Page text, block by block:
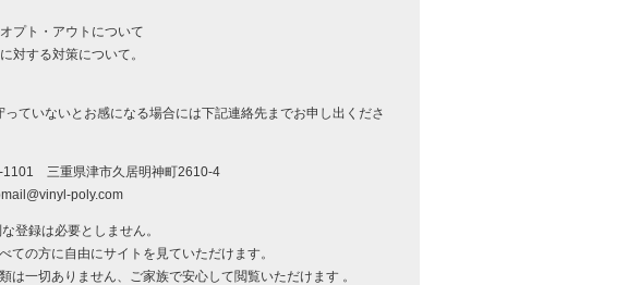
プト・アウトについて
対する対策について。
ていないとお感になる場合には下記連絡先までお申し出くださ
1101 三重県津市久居明神町2610-4
poly.com
登録は必要としません。
ての方に自由にサイトを見ていただけます。
は一切ありません、ご家族で安心して閲覧いただけます 。